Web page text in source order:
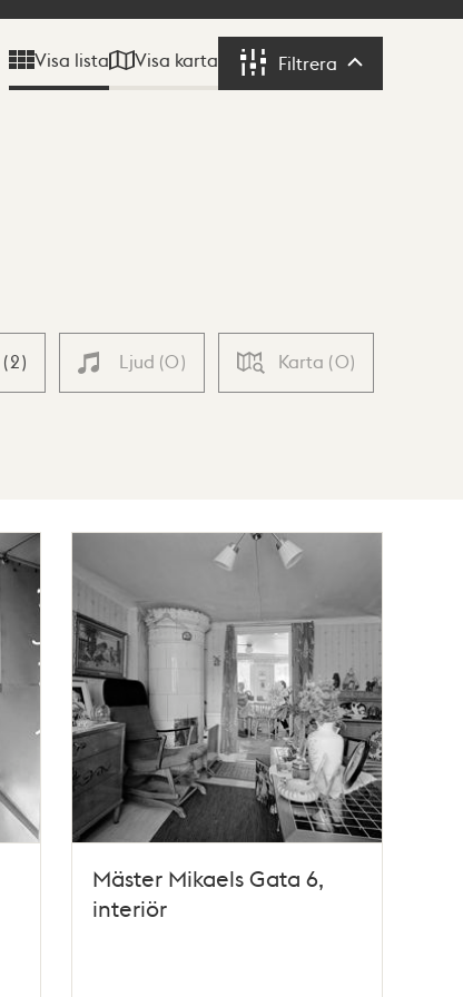
Visa lista Visa karta Filtrera Filtrera
(2) Ljud (0) Karta (0)
Mäster Mikaels Gata 6,
interiör